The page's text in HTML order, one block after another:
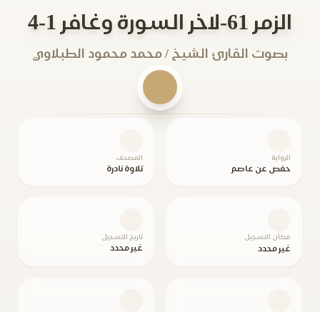
الزمر 61-لاخر السورة وغافر 1-4
بصوت القارئ الشيخ / محمد محمود الطبلاوي
الرواية
حفص عن عاصم
المصحف
تلاوة نادرة
مكان التسجيل
غير محدد
تاريخ التسجيل
غير محدد